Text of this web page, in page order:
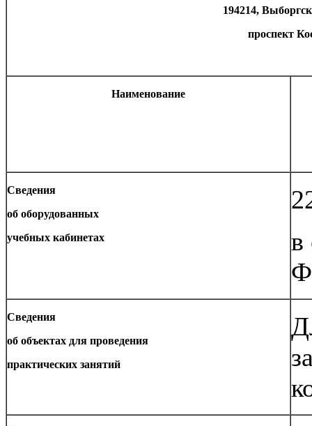
194214,
проспект
Наименование
Сведения
об оборудованных
учебных кабинетах
в
Сведения
об объектах для проведения
практических занятий